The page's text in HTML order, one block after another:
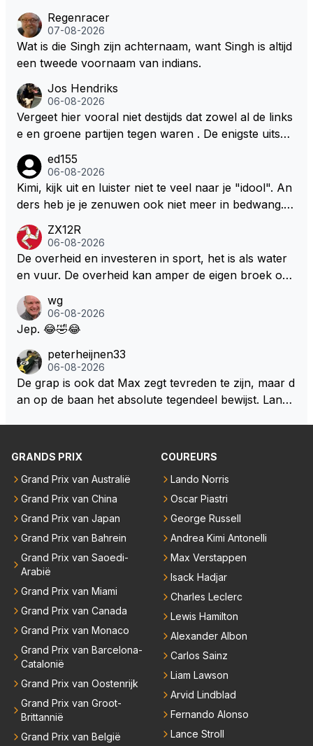
hun coureurs op de laatste plaats komt. Eigenlijk he
bben coureurs maar weinig te vertellen over hun ve
iligheid, er wordt toch niet naar ze geluisterd.
Regenracer
07-08-2026
Wat is die Singh zijn achternaam, want Singh is altijd
een tweede voornaam van indians.
Jos Hendriks
06-08-2026
Vergeet hier vooral niet destijds dat zowel al de links
e en groene partijen tegen waren . De enigste uitspr
over dan kunnen ze hun eigen uitlaat gassen inade
men maar niet wetende was dat de F1 motor schone
r is dan een normale auto. Dus denk echt niet dat de
ters zullen steunen laat staan om een euro in het cir
cuit Zandvoort te steken
ed155
06-08-2026
Kimi, kijk uit en luister niet te veel naar je "idool". An
ders heb je je zenuwen ook niet meer in bedwang. Zi
Marquez/Jos ? Veel gezelliger
ZX12R
06-08-2026
De overheid en investeren in sport, het is als water
en vuur. De overheid kan amper de eigen broek oph
s. Je kunt de Staat het best vergelijken met de sherif
f van Nottinghem (Robin Hood) welk achter de bom
m/haar van zijn laatste zuurverdiende stuiver te ber
oven. De Staat heeft nooit ooit maar een stuiver in Z
andvoort willen investeren en dat zal ook nooit gebe
uren. Afdragen van BTW gelden en vergunningen bi
j dergelijke sportievefestiviteiten MOET je dan weer
wg
06-08-2026
Jep. 😂🤣😂
peterheijnen33
06-08-2026
De grap is ook dat Max zegt tevreden te zijn, maar d
an op de baan het absolute tegendeel bewijst. Lando
GRANDS PRIX
Grand Prix van Australië
Grand Prix van China
Grand Prix van Japan
Grand Prix van Bahrein
Grand Prix van Saoedi-
Arabië
Grand Prix van Miami
Grand Prix van Canada
Grand Prix van Monaco
Grand Prix van Barcelona-
Catalonië
Grand Prix van Oostenrijk
Grand Prix van Groot-
Brittannië
Grand Prix van België
COUREURS
Lando Norris
Oscar Piastri
George Russell
Andrea Kimi Antonelli
Max Verstappen
Isack Hadjar
Charles Leclerc
Lewis Hamilton
Alexander Albon
Carlos Sainz
Liam Lawson
Arvid Lindblad
Fernando Alonso
Lance Stroll